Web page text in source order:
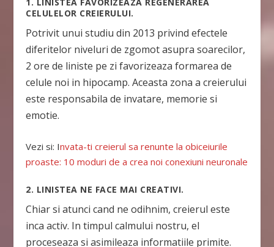
CELULELOR CREIERULUI.
Potrivit unui studiu din 2013 privind efectele
diferitelor niveluri de zgomot asupra soarecilor,
2 ore de liniste pe zi favorizeaza formarea de
celule noi in hipocamp. Aceasta zona a creierului
este responsabila de invatare, memorie si
emotie.
Vezi si: Invata-ti creierul sa renunte la obiceiurile
proaste: 10 moduri de a crea noi conexiuni neuronale
2. LINISTEA NE FACE MAI CREATIVI.
Chiar si atunci cand ne odihnim, creierul este
inca activ. In timpul calmului nostru, el
proceseaza si asimileaza informatiile primite.